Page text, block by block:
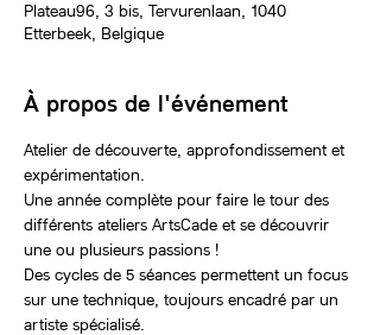
Plateau96, 3 bis, Tervurenlaan, 1040
Etterbeek, Belgique
À propos de l'événement
Atelier de découverte, approfondissement et
expérimentation.
Une année complète pour faire le tour des
différents ateliers ArtsCade et se découvrir
une ou plusieurs passions !
Des cycles de 5 séances permettent un focus
sur une technique, toujours encadré par un
artiste spécialisé.